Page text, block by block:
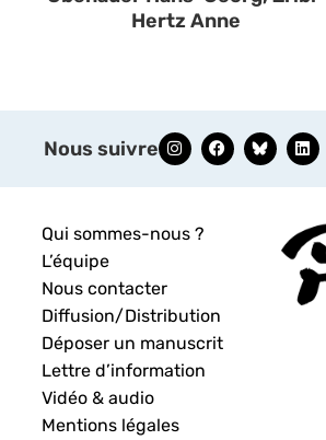
Hertz Anne
Nous suivre
Qui sommes-nous ?
L’équipe
Nous contacter
Diffusion/Distribution
Déposer un manuscrit
Lettre d’information
Vidéo & audio
Mentions légales